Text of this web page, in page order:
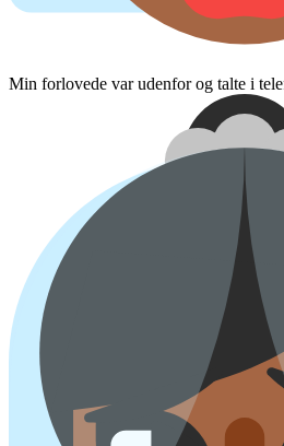
Min forlovede var udenfor og talte i